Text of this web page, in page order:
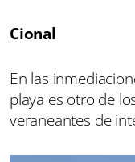
Cional
En las
playa es otro de
veraneantes de